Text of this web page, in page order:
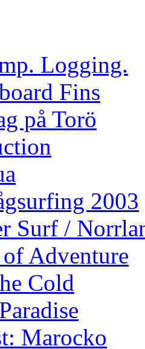
Logging.
Fins
på Torö
2003
Surf /
Adventure
Cold
Marocko